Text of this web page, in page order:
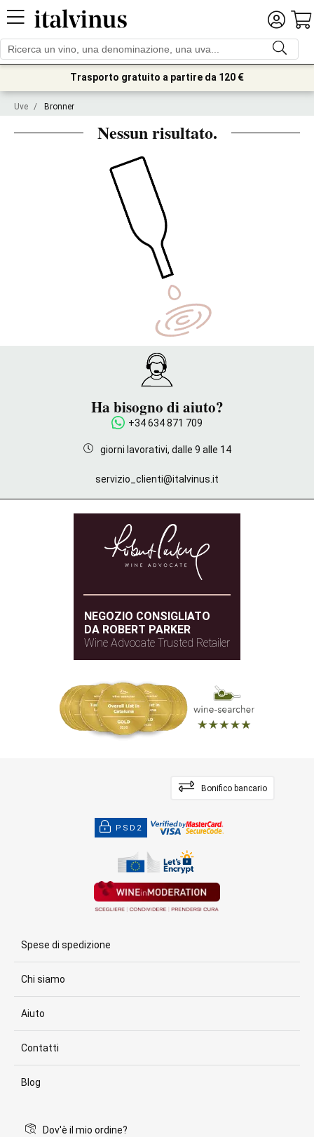
Trasporto gratuito a partire da 120 €
Uve / Bronner
Nessun risultato.
Ha bisogno di aiuto?
+34 634 871 709
giorni lavorativi, dalle 9 alle 14
servizio_clienti@italvinus.it
NEGOZIO CONSIGLIATO
DA ROBERT PARKER
Wine Advocate Trusted Retailer
Bonifico bancario
PSD2
Spese di spedizione
Chi siamo
Aiuto
Contatti
Blog
Dov'è il mio ordine?